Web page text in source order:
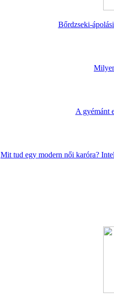
Bőrdzseki-
A gyémánt
Mit tud egy modern női karóra?